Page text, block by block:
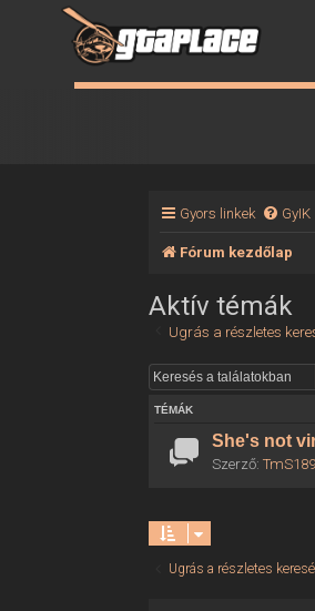
Gyors linkek GyIK
Fórum kezdőlap
Aktív témák
Ugrás a részletes
TÉMÁK
She's not
Szerző:
Ugrás a részletes